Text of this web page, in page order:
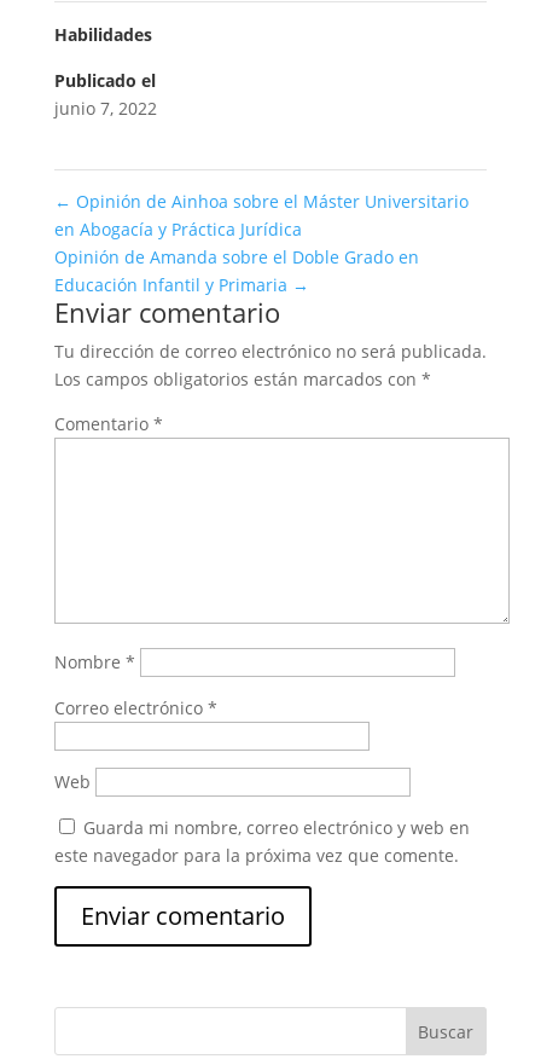
Habilidades
Publicado el
junio 7, 2022
← Opinión de Ainhoa sobre el Máster Universitario
en Abogacía y Práctica Jurídica
Opinión de Amanda sobre el Doble Grado en
Educación Infantil y Primaria →
Enviar comentario
Tu dirección de correo electrónico no será publicada.
Los campos obligatorios están marcados con *
Comentario *
Nombre *
Correo electrónico *
Web
Guarda mi nombre, correo electrónico y web en
este navegador para la próxima vez que comente.